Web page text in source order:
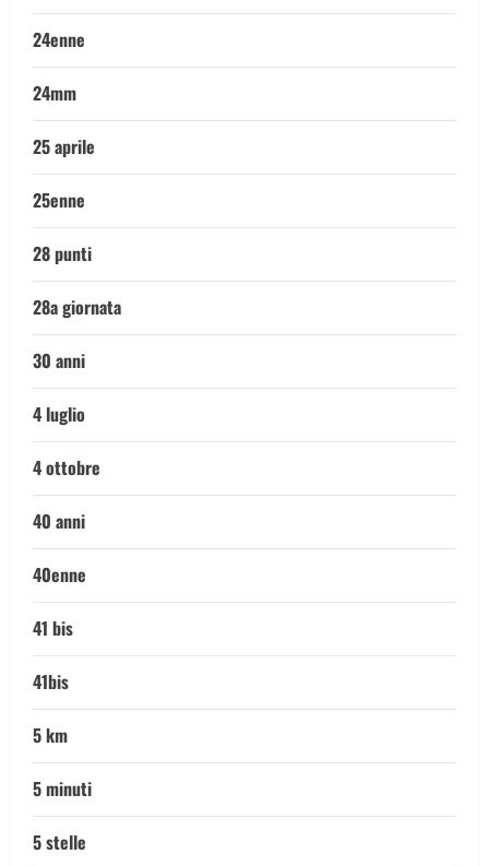
24enne
24mm
25 aprile
25enne
28 punti
28a giornata
30 anni
4 luglio
4 ottobre
40 anni
40enne
41 bis
41bis
5 km
5 minuti
5 stelle